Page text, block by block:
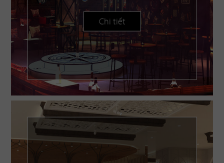
Chi tiết